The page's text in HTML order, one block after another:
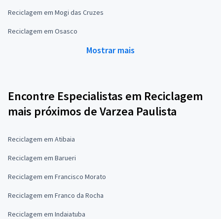
Reciclagem em Mogi das Cruzes
Reciclagem em Osasco
Mostrar mais
Encontre Especialistas em Reciclagem
mais próximos de Varzea Paulista
Reciclagem em Atibaia
Reciclagem em Barueri
Reciclagem em Francisco Morato
Reciclagem em Franco da Rocha
Reciclagem em Indaiatuba